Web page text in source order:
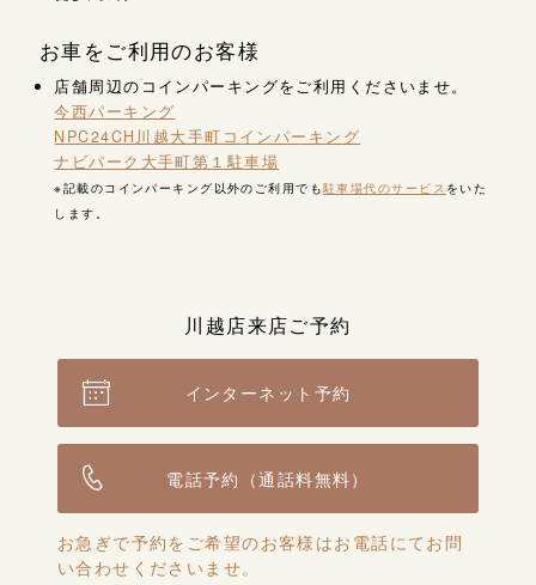
お車をご利用のお客様
店舗周辺のコインパーキングをご利用くださいませ。
今西パーキング
NPC24CH川越大手町コインパーキング
ナビパーク大手町第１駐車場
※記載のコインパーキング以外のご利用でも駐車場代のサービス をいた
します。
川越店来店ご予約
インターネット予約
電話予約（通話料無料）
お急ぎで予約をご希望のお客様はお電話にてお問
い合わせくださいませ。